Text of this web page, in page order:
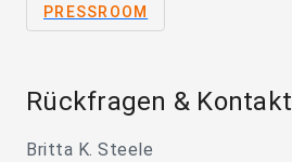
PRESSROOM
Rückfragen & Kontakt
Britta K. Steele